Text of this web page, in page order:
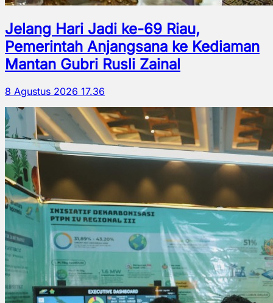
Jelang Hari Jadi ke-69 Riau,
Pemerintah Anjangsana ke Kediaman
Mantan Gubri Rusli Zainal
8 Agustus 2026 17.36